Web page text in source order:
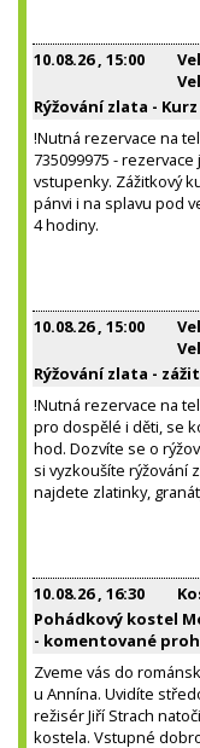
10.08.26, 15:00
Rýžování zlata -
!Nutná rezervace na
735099975 -
vstupenky. Zážitkový
pánvi i na splavu pod
4 hodiny.
10.08.26, 15:00
Rýžování zlata -
!Nutná rezervace na
pro dospělé i děti, se
hod. Dozvíte se o
si vyzkoušíte rýžování
najdete zlatinky,
10.08.26, 16:30
Pohádkový kostel
- komentované
Zveme vás do
u Annína. Uvidíte
režisér Jiří Strach
kostela. Vstupné